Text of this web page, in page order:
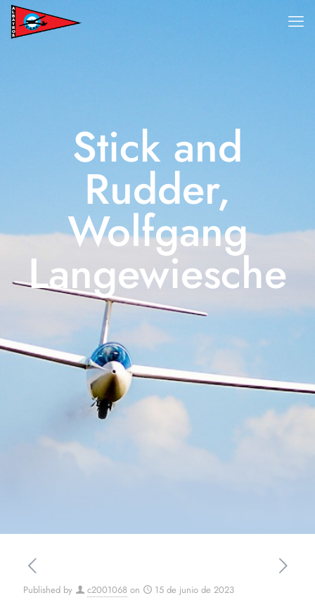
Stick and
Rudder,
Wolfgang
Langewiesche
Published by c2001068 on 15 de junio de 2023